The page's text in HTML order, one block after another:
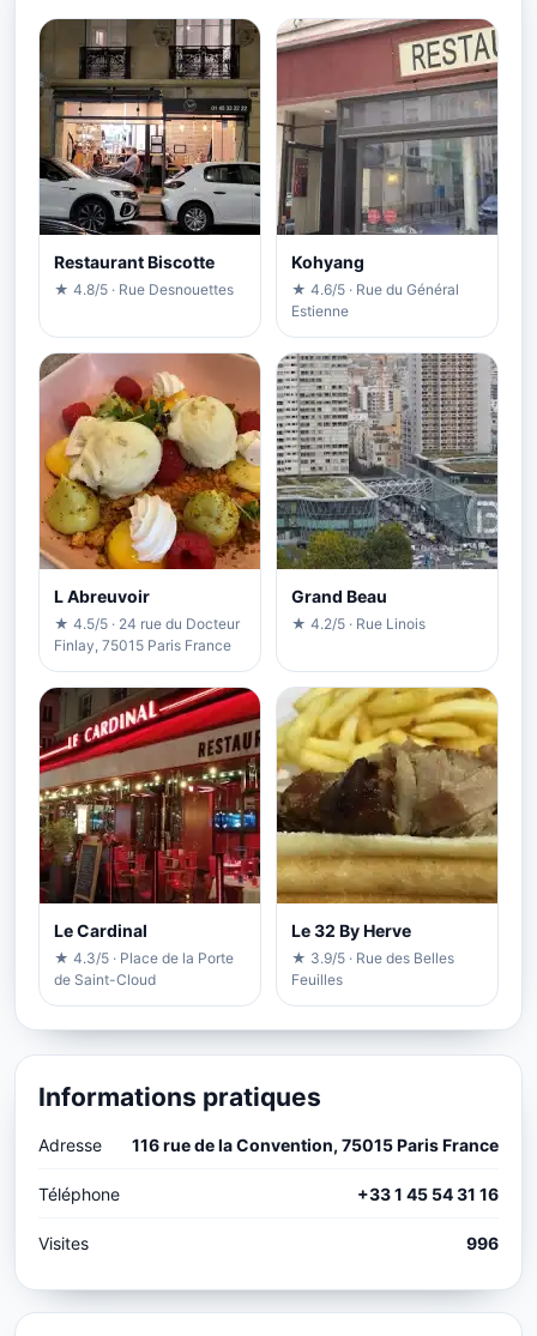
Restaurant Biscotte
★ 4.8/5 · Rue Desnouettes
Kohyang
★ 4.6/5 · Rue du Général
Estienne
L Abreuvoir
★ 4.5/5 · 24 rue du Docteur
Finlay, 75015 Paris France
Grand Beau
★ 4.2/5 · Rue Linois
Le Cardinal
★ 4.3/5 · Place de la Porte
de Saint-Cloud
Le 32 By Herve
★ 3.9/5 · Rue des Belles
Feuilles
Informations pratiques
Adresse 116 rue de la Convention, 75015 Paris France
Téléphone +33 1 45 54 31 16
Visites 996